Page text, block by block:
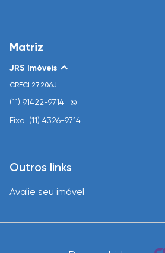
Matriz
JRS Imóveis
CRECI 27.206J
(11) 91422-9714
Fixo: (11) 4326-9714
Outros links
Avalie seu imóvel